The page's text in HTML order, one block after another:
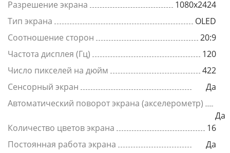
Разрешение экрана
1080x2424
Тип экрана
OLED
Соотношение сторон
20:9
Частота дисплея (Гц)
120
Число пикселей на дюйм
422
Сенсорный экран
Да
Автоматический поворот экрана (акселерометр)
Да
Количество цветов экрана
16
Постоянная работа экрана
Да